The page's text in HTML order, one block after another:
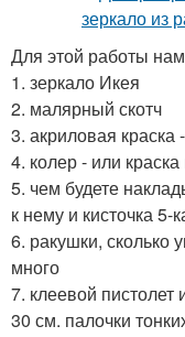
Для этой работы
1. зеркало Икея
2. малярный скотч
3. акриловая
4. колер - или
5. чем будете
к нему и кисточка 5-
6. ракушки, сколько
много
7. клеевой
30 см. палочки